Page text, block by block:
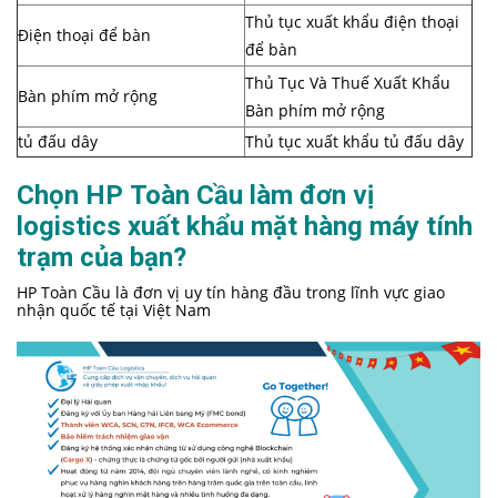
Điện thoại để bàn
Thủ tục xuất khẩu điện thoại
để bàn
Bàn phím mở rộng
Thủ Tục Và Thuế Xuất Khẩu
Bàn phím mở rộng
tủ đấu dây
Thủ tục xuất khẩu tủ đấu dây
Chọn HP Toàn Cầu làm đơn vị
logistics xuất khẩu mặt hàng máy tính
trạm của bạn?
HP Toàn Cầu là đơn vị uy tín hàng đầu trong lĩnh vực giao
nhận quốc tế tại Việt Nam